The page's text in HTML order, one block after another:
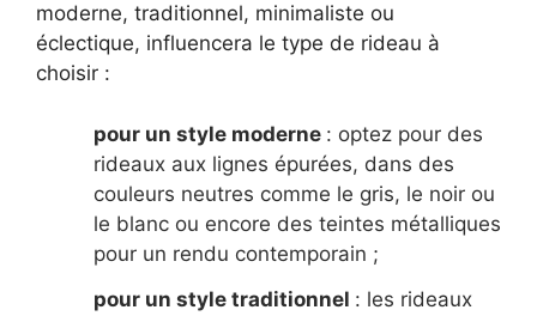
moderne, traditionnel, minimaliste ou
éclectique, influencera le type de rideau à
choisir :
pour un style moderne : optez pour des
rideaux aux lignes épurées, dans des
couleurs neutres comme le gris, le noir ou
le blanc ou encore des teintes métalliques
pour un rendu contemporain ;
pour un style traditionnel : les rideaux